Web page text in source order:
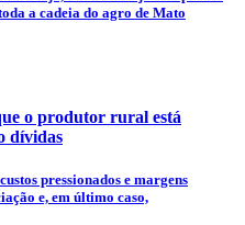
a cadeia do agro de Mato
o produtor rural está
dívidas
pressionados e margens
e, em último caso,